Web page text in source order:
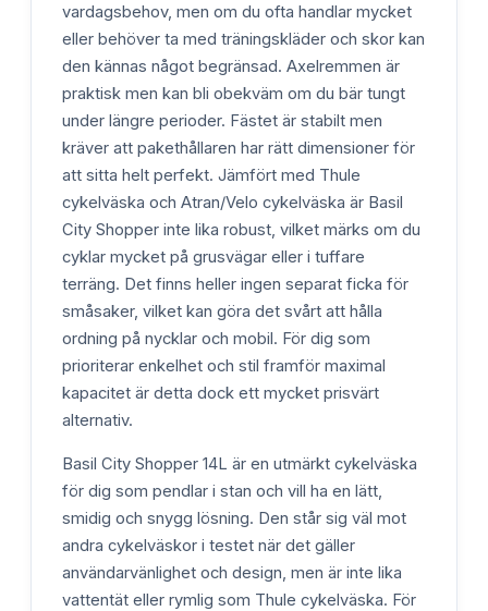
vardagsbehov, men om du ofta handlar mycket
eller behöver ta med träningskläder och skor kan
den kännas något begränsad. Axelremmen är
praktisk men kan bli obekväm om du bär tungt
under längre perioder. Fästet är stabilt men
kräver att pakethållaren har rätt dimensioner för
att sitta helt perfekt. Jämfört med Thule
cykelväska och Atran/Velo cykelväska är Basil
City Shopper inte lika robust, vilket märks om du
cyklar mycket på grusvägar eller i tuffare
terräng. Det finns heller ingen separat ficka för
småsaker, vilket kan göra det svårt att hålla
ordning på nycklar och mobil. För dig som
prioriterar enkelhet och stil framför maximal
kapacitet är detta dock ett mycket prisvärt
alternativ.
Basil City Shopper 14L är en utmärkt cykelväska
för dig som pendlar i stan och vill ha en lätt,
smidig och snygg lösning. Den står sig väl mot
andra cykelväskor i testet när det gäller
användarvänlighet och design, men är inte lika
vattentät eller rymlig som Thule cykelväska. För